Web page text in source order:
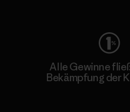
Alle Gewinne
Bekämpfung der